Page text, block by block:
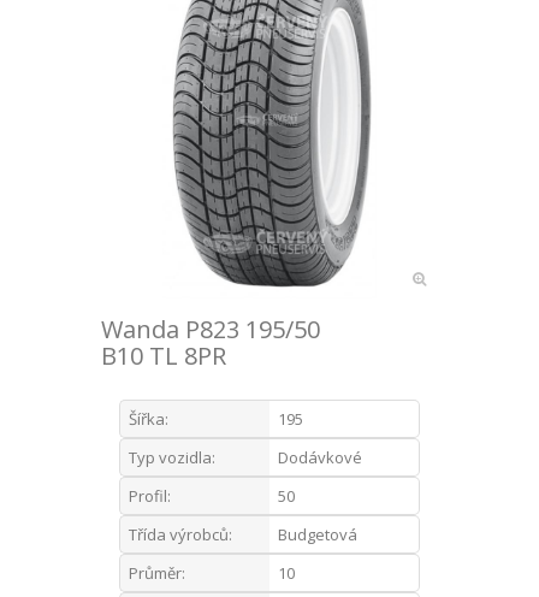
Wanda P823 195/50
B10 TL 8PR
Šířka:
195
Typ vozidla:
Dodávkové
Profil:
50
Třída výrobců:
Budgetová
Průměr:
10